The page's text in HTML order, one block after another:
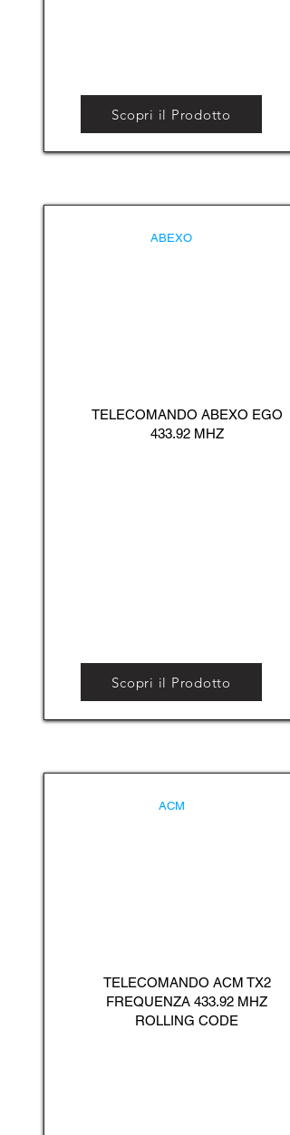
Scopri il Prodotto
ABEXO
TELECOMANDO ABEXO EGO
433.92 MHZ
Scopri il Prodotto
ACM
TELECOMANDO ACM TX2
FREQUENZA 433.92 MHZ
ROLLING CODE